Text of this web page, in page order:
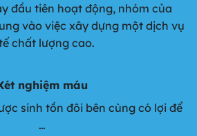
đầu tiên hoạt động, nhóm của
vào việc xây dựng một dịch vụ
chất lượng cao.
nghiệm máu
sinh tồn đôi bên cùng có lợi để
…